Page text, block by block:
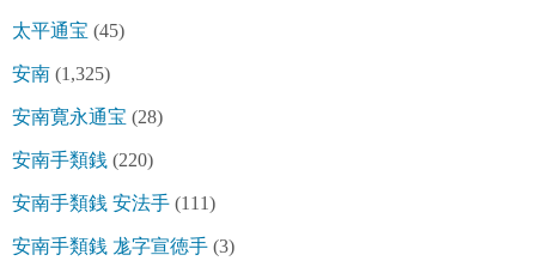
太平通宝 (45)
安南 (1,325)
安南寛永通宝 (28)
安南手類銭 (220)
安南手類銭 安法手 (111)
安南手類銭 尨字宣徳手 (3)